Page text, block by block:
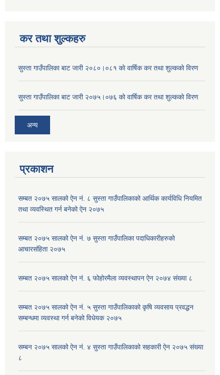
कर तथा शुल्कहरु
सुस्ता गाउँपालिका बाट जारी २०८०।०८१ काे वार्षिक कर तथा शुल्ककाे विरण
सुस्ता गाउँपालिका बाट जारी २०७५।०७६ काे वार्षिक कर तथा शुल्ककाे विरण
अन्य
प्रकाशन
सम्बत २०७५ सालको ऐन नं. ८ सुस्ता गाउँपालिकाको आर्थिक कार्यविधि नियमित
तथा व्यवस्थित गर्न बनेको ऐन २०७५
सम्बत २०७५ सालको ऐन नं. ७ सुस्ता गाउँपालिका पदाधिकारीहरुको
आचारसंहिता २०७५
सम्बत २०७५ सालको ऐन नं. ६ फोहोरमैला व्यवस्थापन ऐन २०७४ संख्या ८
सम्बत २०७५ सालको ऐन नं. ५ सुस्ता गाउँपालिकाको कृषि व्यवसाय प्रवद्धन
सम्बन्धमा व्यवस्था गर्न बनेको विधेयक २०७५
सम्बन २०७५ सालको ऐन नं. ४ सुस्ता गाउँपालिकाको सहकारी ऐन २०७५ संख्या
८